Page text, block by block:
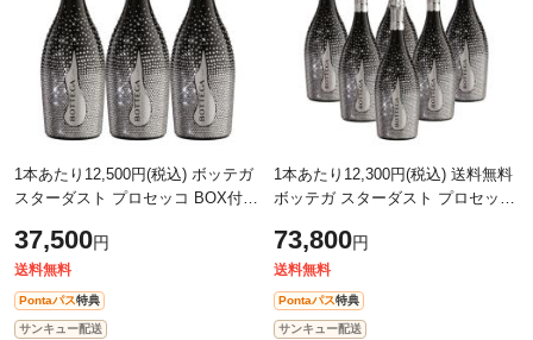
1本あたり12,500円(税込) ボッテガ
スターダスト プロセッコ BOX付
37,500円
送料無料
Pontaパス特典
サンキュー配送
1本あたり12,300円(税込) 送料無料
ボッテガ スターダスト プロセッコ
73,800円
送料無料
Pontaパス特典
サンキュー配送